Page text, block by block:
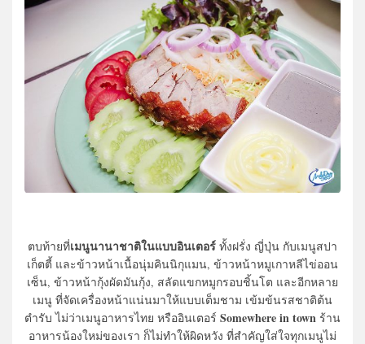
ตบท้ายที่เมนูนานาชาติในแบบอินเตอร์ ทั้งฝรั่ง ญี่ปุ่น กับเมนูสปา
เก็ตตี้ และข้าวหน้าเนื้อนุ่มคินนิกุแมน, ข้าวหน้าหมูเกาหลีไข่ออน
เซ็น, ข้าวหน้ากุ้งผัดมันกุ้ง, สลัดแขกหมูกรอบชิ้นโต และอีกหลาย
เมนู ที่จัดเครื่องหน้าแน่นมาให้แบบเต็มชาม เข้มข้นรสชาติต้น
ตำรับ ไม่ว่าเมนูอาหารไทย หรืออินเตอร์ Somewhere in town ร้าน
อาหารน้องใหม่ของเรา ก็ไม่ทำให้ผิดหวัง ที่สำคัญใส่ใจทุกเมนูไม่